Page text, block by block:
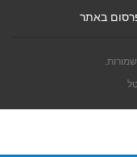
באתר